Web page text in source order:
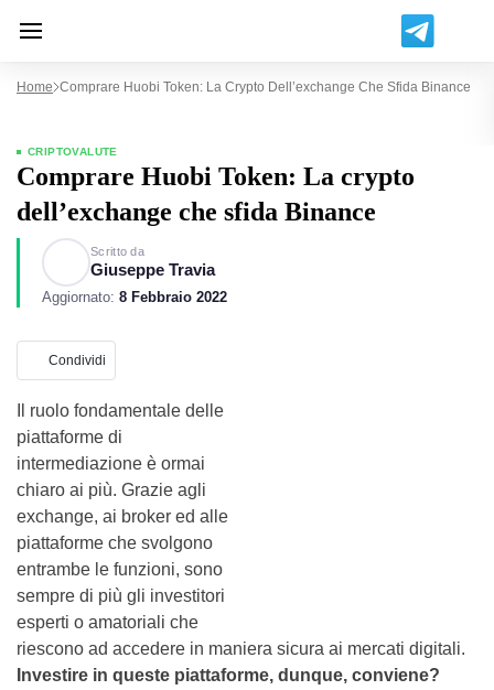
Home Comprare Huobi Token: La Crypto Dell’exchange Che Sfida Binance
CRIPTOVALUTE
Comprare Huobi Token: La crypto
dell’exchange che sfida Binance
Scritto da
Giuseppe Travia
Aggiornato: 8 Febbraio 2022
Condividi
Il ruolo fondamentale delle
piattaforme di
intermediazione è ormai
chiaro ai più. Grazie agli
exchange, ai broker ed alle
piattaforme che svolgono
entrambe le funzioni, sono
sempre di più gli investitori
esperti o amatoriali che
riescono ad accedere in maniera sicura ai mercati digitali.
Investire in queste piattaforme, dunque, conviene?